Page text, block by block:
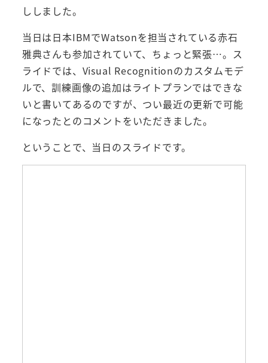
ししました。
当日は日本IBMでWatsonを担当されている赤石
雅典さんも参加されていて、ちょっと緊張…。ス
ライドでは、Visual Recognitionのカスタムモデ
ルで、訓練画像の追加はライトプランではできな
いと書いてあるのですが、つい最近の更新で可能
になったとのコメントをいただきました。
ということで、当日のスライドです。